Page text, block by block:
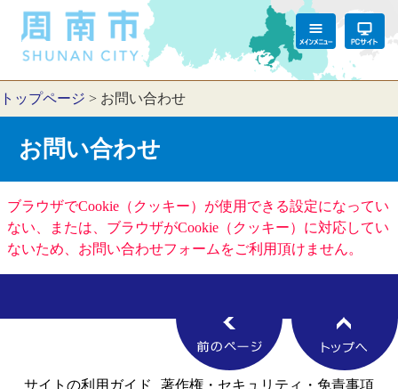
トップページ > お問い合わせ
お問い合わせ
ブラウザでCookie（クッキー）が使用できる設定になってい
ない、または、ブラウザがCookie（クッキー）に対応してい
ないため、お問い合わせフォームをご利用頂けません。
サイトの利用ガイド
著作権・セキュリティ・免責事項